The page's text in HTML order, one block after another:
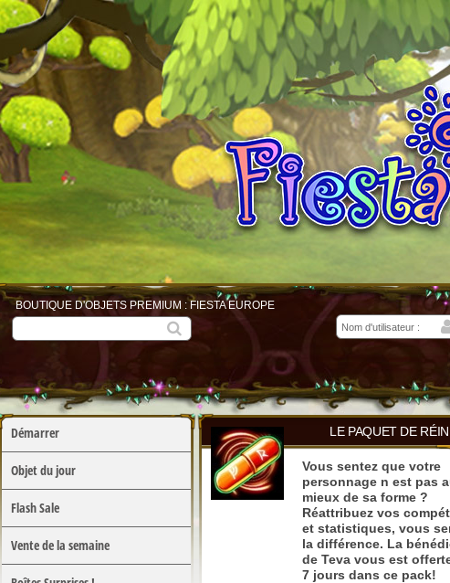
BOUTIQUE D'OBJETS PREMIUM : FIESTA EUROPE
Démarrer
Objet du jour
Flash Sale
Vente de la semaine
LE PAQUET DE
Vous sentez que votre
personnage n est pas
mieux de sa forme ?
Réattribuez vos
et statistiques, vous
la différence. La
de Teva vous est
7 jours dans ce pack!